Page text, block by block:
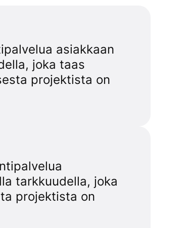
asiakkaan
joka taas
projektista on
tarkkuudella, joka
projektista on